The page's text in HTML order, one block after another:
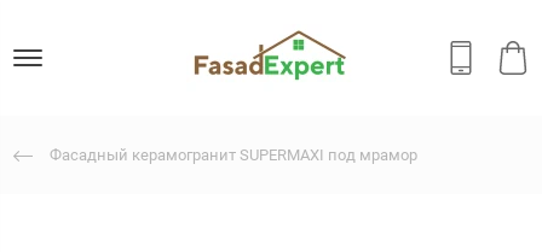
Фасадный керамогранит SUPERMAXI под мрамор